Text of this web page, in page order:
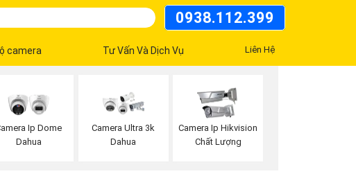
0938.112.399
camera Tư Vấn Và Dịch Vụ Liên Hệ
Ip Dome
Dahua
Camera Ultra 3k
Dahua
Camera Ip Hikvision
Chất Lượng